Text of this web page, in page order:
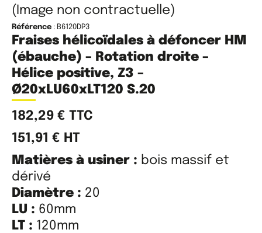
(Image non contractuelle)
Référence : B6120DP3
Fraises hélicoïdales à défoncer HM
(ébauche) – Rotation droite –
Hélice positive, Z3 –
Ø20xLU60xLT120 S.20
182,29 € TTC
151,91 € HT
Matières à usiner : bois massif et
dérivé
Diamètre : 20
LU : 60mm
LT : 120mm